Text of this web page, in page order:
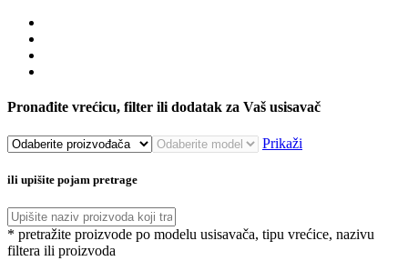
Pronađite vrećicu, filter ili dodatak za Vaš usisavač
Prikaži
ili upišite pojam pretrage
* pretražite proizvode po modelu usisavača, tipu vrećice, nazivu
filtera ili proizvoda